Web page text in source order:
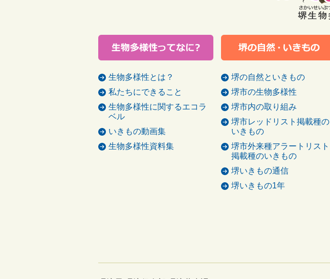
生物多様性とは？
私たちにできること
生物多様性に関するエコラ
ベル
いきもの動画集
生物多様性資料集
堺の自然といきもの
堺市の生物多様性
堺市内の取り組み
堺市レッドリスト掲載種の
いきもの
堺市外来種アラートリスト
掲載種のいきもの
堺いきもの通信
堺いきもの1年